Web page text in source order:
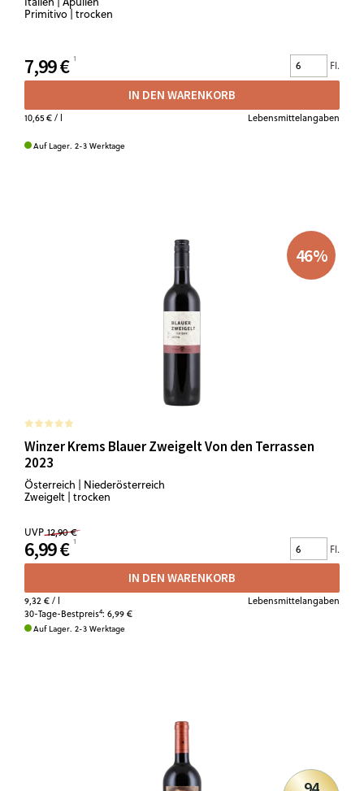
Primitivo | trocken
7,99 € Fl.
IN DEN WARENKORB
10,65 €/ l Lebensmittelangaben
Auf Lager. 2-3 Werktage
46%
Winzer Krems Blauer Zweigelt Von den Terrassen
2023
Österreich | Niederösterreich
Zweigelt | trocken
UVP 12,90 €
6,99 € Fl.
IN DEN WARENKORB
9,32 €/ l
Lebensmittelangaben
30-Tage-Bestpreis4: 6,99 €
Auf Lager. 2-3 Werktage